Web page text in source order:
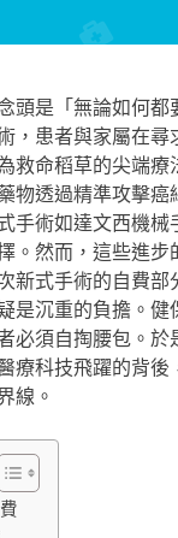
頭是「無論如何
患者與家屬在尋
救命稻草的尖端
物透過精準攻擊
手術如達文西機
。然而，這些進
新式手術的自費
是沉重的負擔。
必須自掏腰包。
療科技飛躍的背
線。